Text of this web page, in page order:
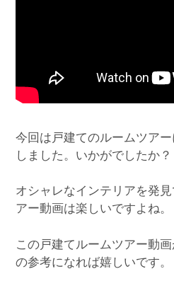
今回は戸建てのルームツア
しました。いかがでしたか？
オシャレなインテリアを発
アー動画は楽しいですよね。
この戸建てルームツアー動
の参考になれば嬉しいです。